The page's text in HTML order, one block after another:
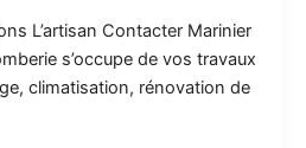
L’artisan Contacter Marinier
s’occupe de vos travaux
climatisation, rénovation de